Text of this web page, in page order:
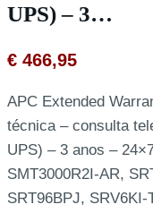
UPS) – 3…
€ 466,95
APC Extended
técnica – consulta
UPS) – 3 anos –
SMT3000R2I-AR,
SRT96BPJ,